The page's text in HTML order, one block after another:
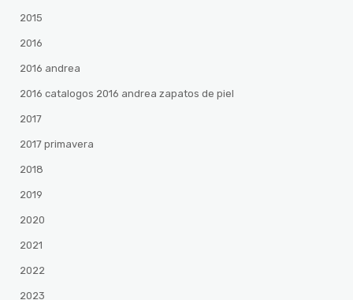
2015
2016
2016 andrea
2016 catalogos 2016 andrea zapatos de piel
2017
2017 primavera
2018
2019
2020
2021
2022
2023